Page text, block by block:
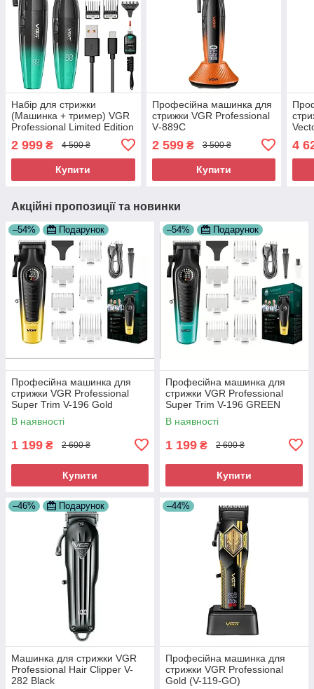
Набір для стрижки
(Машинка + тример) VGR
Professional Limited Edition
2 999 ₴ 4 500 ₴
Купити
Професійна машинка для
стрижки VGR Professional
V‑889C
2 599₴ 3 500 ₴
Купити
4
Акційні пропозиції та новинки
–54% Подарунок
Професійна машинка для
стрижки VGR Professional
Super Trim V-196 Gold
В наявності
1 199 ₴ 2 600 ₴
Купити
–54% Подарунок
Професійна машинка для
стрижки VGR Professional
Super Trim V-196 GREEN
В наявності
1 199 ₴ 2 600 ₴
Купити
–46% Подарунок
Машинка для стрижки VGR
Professional Hair Clipper V-
282 Black
–44%
Професійна машинка для
стрижки VGR Professional
Gold (V-119-GO)